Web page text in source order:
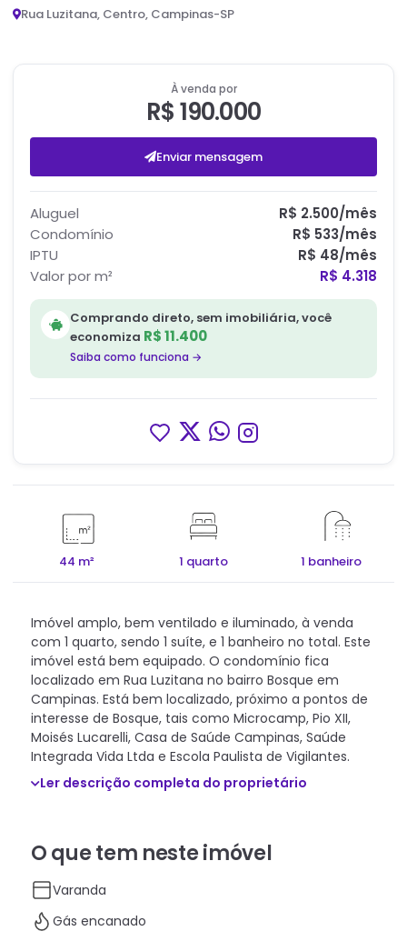
Rua Luzitana, Centro, Campinas-SP
44 m² 1 quarto 1 banheiro
Imóvel amplo, bem ventilado e iluminado, à venda
com 1 quarto, sendo 1 suíte, e 1 banheiro no total. Este
imóvel está bem equipado. O condomínio fica
localizado em Rua Luzitana no bairro Bosque em
Campinas. Está bem localizado, próximo a pontos de
interesse de Bosque, tais como Microcamp, Pio XII,
Moisés Lucarelli, Casa de Saúde Campinas, Saúde
Integrada Vida Ltda e Escola Paulista de Vigilantes.
Ler descrição completa do proprietário
O que tem neste imóvel
Varanda
Gás encanado
À venda por
R$ 190.000
Enviar mensagem
Aluguel R$ 2.500/mês
Condomínio
R$ 533/mês
IPTU
R$ 48/mês
Valor por m²
R$ 4.318
Comprando direto, sem imobiliária, você
economiza R$ 11.400
Saiba como funciona →